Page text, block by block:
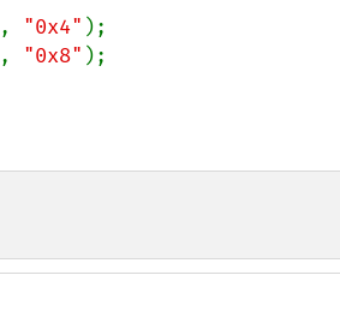
, "0x4"
, "0x8" );